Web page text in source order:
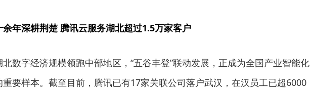
余年深耕荆楚 腾讯云服务湖北超过1.5万家客户
北数字经济规模领跑中部地区，“五谷丰登”联动发展，正成为全国产业智能化
重要样本。截至目前，腾讯已有17家关联公司落户武汉，在汉员工已超6000